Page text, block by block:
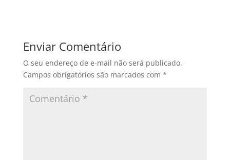
Enviar Comentário
O seu endereço de e-mail não será publicado.
Campos obrigatórios são marcados com *